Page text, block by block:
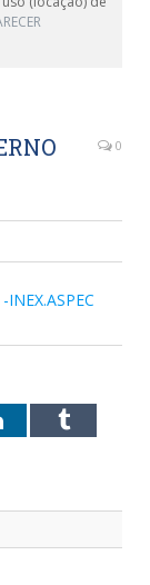
0
LinkedInTumblr